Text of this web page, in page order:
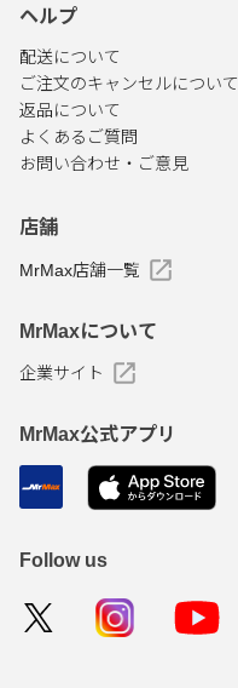
ヘルプ
配送について
ご注文のキャンセルについて
返品について
よくあるご質問
お問い合わせ・ご意見
店舗
MrMax店舗一覧
MrMaxについて
企業サイト
MrMax公式アプリ
Follow us